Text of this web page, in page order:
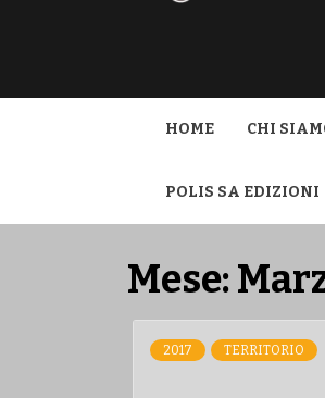
HOME CHI
POLIS SA EDIZIONI
Mese:
2017 TERRITORIO